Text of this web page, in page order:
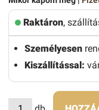
Raktáron,
Személyesen
Kiszállítással: